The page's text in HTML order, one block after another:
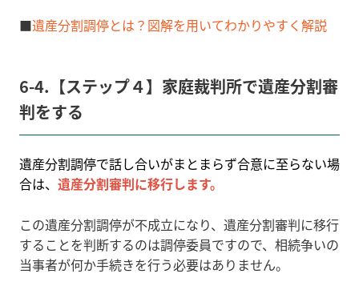
■遺産分割調停とは？図解を用いてわかりやすく解説
6-4.【ステップ４】家庭裁判所で遺産分割審
判をする
遺産分割調停で話し合いがまとまらず合意に至らない場
合は、 遺産分割審判に移行します。
この遺産分割調停が不成立になり、遺産分割審判に移行
することを判断するのは調停委員ですので、相続争いの
当事者が何か手続きを行う必要はありません。